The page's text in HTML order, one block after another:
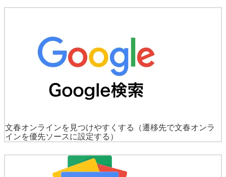
文春オンラインを見つけやすくする
（遷移先で文春オンラ
インを優先ソースに設定する）